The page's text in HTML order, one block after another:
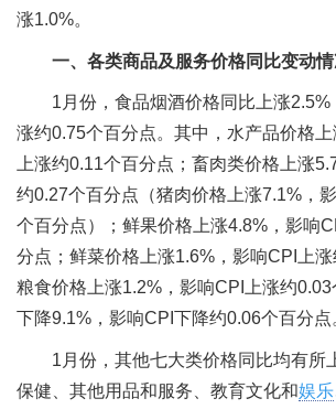
涨1.0%。
一、各类商品及服务价格同比变动
1月份，食品烟酒价格同比上涨2.5%
涨约0.75个百分点。其中，水产品价格上
上涨约0.11个百分点；畜肉类价格上涨
约0.27个百分点（猪肉价格上涨7.1%，
个百分点）；鲜果价格上涨4.8%，影响
分点；鲜菜价格上涨1.6%，影响CPI上涨
粮食价格上涨1.2%，影响CPI上涨约
下降9.1%，影响CPI下降约0.06个百分点
1月份，其他七大类价格同比均有所
保健、其他用品和服务、教育文化和娱乐